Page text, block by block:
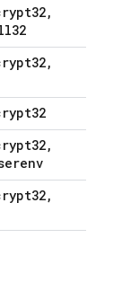
,
,
,
,